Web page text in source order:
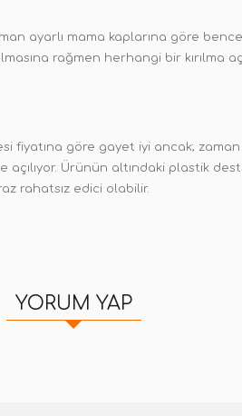
ayarlı mama kaplarına göre bence
rağmen herhangi bir kırılma
fiyatına göre gayet iyi ancak;
açılıyor. Ürünün altındaki plastik
rahatsız edici olabilir.
YORUM YAP